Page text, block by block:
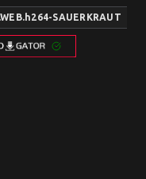
SAUERKRAUT